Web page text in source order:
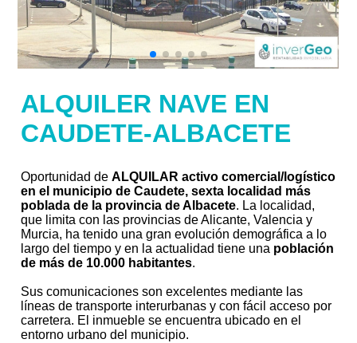
ALQUILER NAVE EN
CAUDETE-ALBACETE
Oportunidad deALQUILAR activo comercial/logístico
en el municipio de Caudete, sexta localidad más
poblada de la provincia de Albacete. La localidad,
que limita con las provincias de Alicante, Valencia y
Murcia, ha tenido una gran evolución demográfica a lo
largo del tiempo y en la actualidad tiene una población
de más de 10.000 habitantes.
Sus comunicaciones son excelentes mediante las
líneas de transporte interurbanas y con fácil acceso por
carretera. El inmueble se encuentra ubicado en el
entorno urbano del municipio.